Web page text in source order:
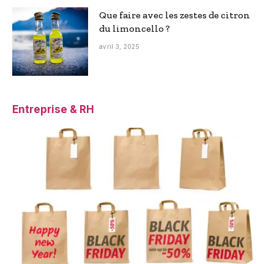
Que faire avec les zestes de citron
du limoncello ?
avril 3, 2025
Entreprise & RH